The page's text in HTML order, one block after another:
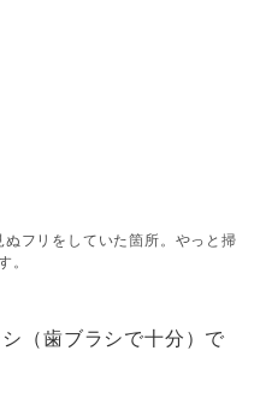
フリをしていた箇所。やっと掃
。
（歯ブラシで十分）で